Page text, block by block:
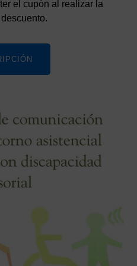
el cupón al realizar la